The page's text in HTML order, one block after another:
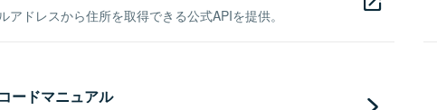
アドレスから住所を取得できる公式APIを提供。
ードマニュアル